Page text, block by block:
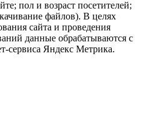
пол и возраст посетителей;
файлов). В целях
сайта и проведения
данные обрабатываются с
сервиса Яндекс Метрика.